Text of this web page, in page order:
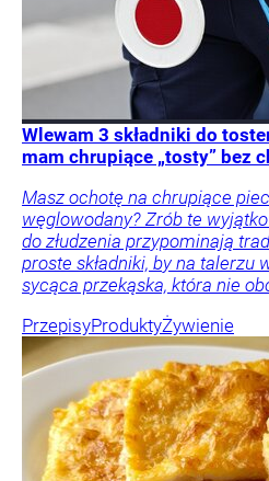
Wlewam 3 składniki do
mam chrupiące „tosty” bez
Masz ochotę na chrupiące
węglowodany? Zrób te
do złudzenia przypominają
proste składniki, by na talerzu
sycąca przekąska, która nie
PrzepisyProduktyŻywienie